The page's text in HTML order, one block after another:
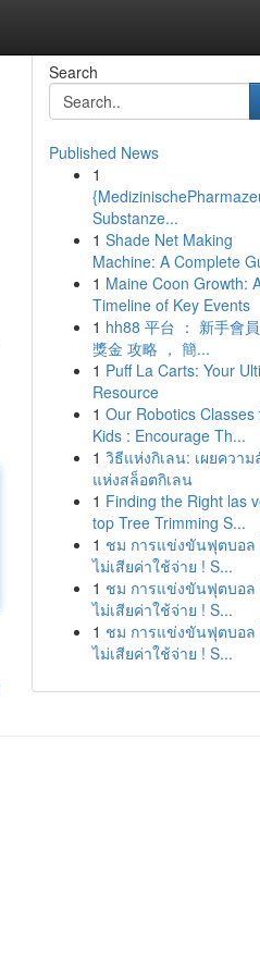
Search
Published News
1
Substanze...
1 Shade Net Making
Machine: A Complete
1 Maine Coon Growth:
Timeline of Key Events
1 hh88 平台 ： 新手會
獎金 攻略 ， 簡...
1 Puff La Carts: Your
Resource
1 Our Robotics Classes
Kids : Encourage Th...
1 วิธีแห่งกิเลน: เผยความ
แห่งสล็อตกิเลน
1 Finding the Right las
top Tree Trimming S...
1 ชม การแข่งขันฟุตบอล
ไม่เสียค่าใช้จ่าย ! S...
1 ชม การแข่งขันฟุตบอล
ไม่เสียค่าใช้จ่าย ! S...
1 ชม การแข่งขันฟุตบอล
ไม่เสียค่าใช้จ่าย ! S...